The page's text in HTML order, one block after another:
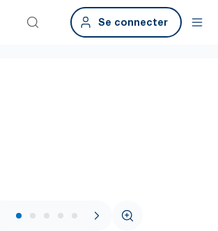
Se connecter
1 / 7